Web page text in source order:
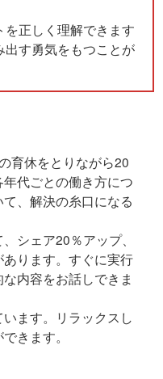
を正しく理解できます
出す勇気をもつことが
育休をとりながら20
代ごとの働き方につ
、解決の糸口になる
シェア20％アップ、
ります。すぐに実行
内容をお話しできま
ます。リラックスし
きます。